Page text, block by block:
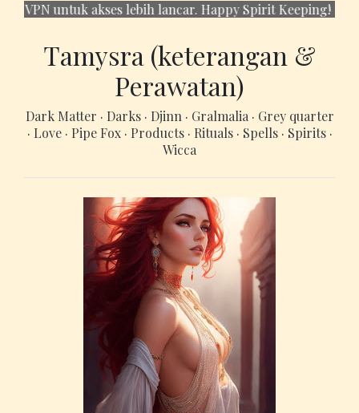
VPN untuk akses lebih lancar. Happy Spirit Keeping!
Tamysra (keterangan &
Perawatan)
Dark Matter · Darks · Djinn · Gralmalia · Grey quarter
· Love · Pipe Fox · Products · Rituals · Spells · Spirits ·
Wicca